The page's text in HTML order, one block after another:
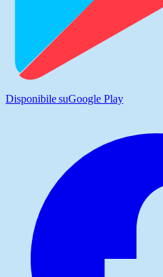
Disponibile suGoogle Play